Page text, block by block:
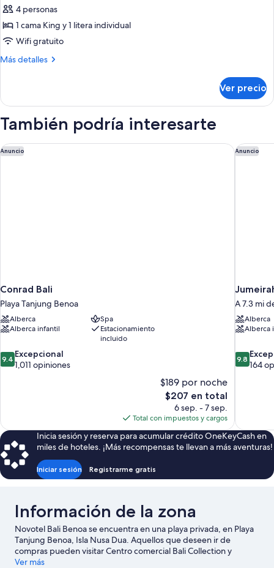
Beach
the
Road)
Room,
Multiple
Beds
Wing
the
Beach
the
4 personas
1 cama King y 1 litera individual
Wifi gratuito
Más detalles
Más
Room,
Beds
Wing
Separated
Ver precio
También podría interesarte
Anuncio
Conrad Bali
Playa Tanjung Benoa
Alberca
Spa
Alberca infantil
Estacionamiento
incluido
9.4
de
9.4 Excepcional
1,011 opiniones
$189 por noche
El
precio
actual
es
de
$207
$207 en total
6 sep. - 7 sep.
Total con impuestos y cargos
Conrad Bali Anuncio
A 7.3 mi
Alberca
Alberca
9.8
de
9.8
164
Inicia sesión y reserva para acumular crédito OneKeyCash en
miles de hoteles. ¡Más recompensas te llevan a más aventuras!
Iniciar sesión Registrarme gratis
Información de la zona
Novotel Bali Benoa se encuentra en una playa privada, en Playa
Tanjung Benoa, Isla Nusa Dua. Aquellos que deseen ir de
compras pueden visitar Centro comercial Bali Collection y
Centro comercial Beachwalk, mientras que quienes quieran
Ver más